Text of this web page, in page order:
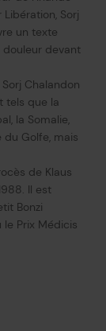
Sorj
un texte
devant
Chalandon
tels que la
la Somalie,
du Golfe, mais
de Klaus
Il est
Bonzi
Prix Médicis